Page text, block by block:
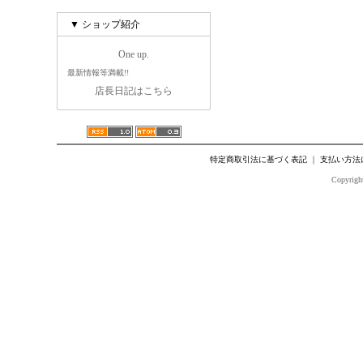
▼ ショップ紹介
One up.
最新情報等満載!!
店長日記はこちら
特定商取引法に基づく表記｜ 支払い方法